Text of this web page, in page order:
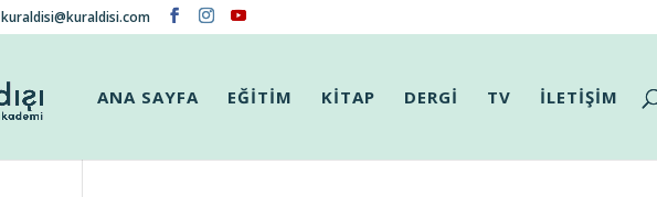
kuraldisi@kuraldisi.com
ANA SAYFA EĞİTİM KİTAP DERGİ TV İLETİŞİM